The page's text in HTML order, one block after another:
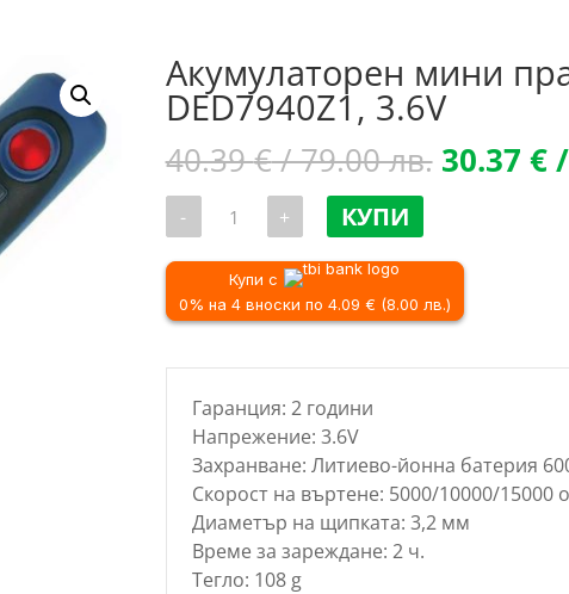
Акумулаторен мини
DED7940Z1, 3.6V
40.39€/ 79.00 лв. Original
/
79.00 лв..
30.37 €/
- количество
Акумулаторен
мини
прав
шлайф
DEDRA
+ КУПИ
Купи с
0% на 4 вноски по 4.09 € (8.00 лв.)
Гаранция: 2 години
Напрежение: 3.6V
Захранване: Литиево-йонна батерия
Скорост на въртене: 5000/10000/15000
Диаметър на щипката: 3,2 мм
Време за зареждане: 2 ч.
Тегло: 108 g